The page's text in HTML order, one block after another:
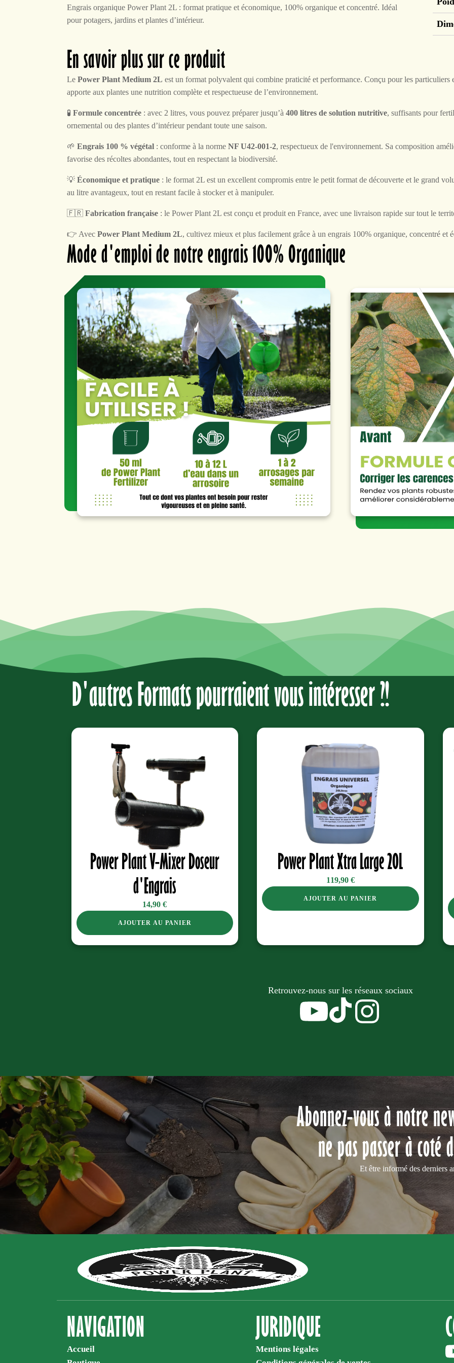
Engrais organique Power Plant 2L : format pratique et économique, 100% organique et concentré. Idéal
pour potagers, jardins et plantes d’intérieur.
En savoir plus sur ce produit
Le Power Plant Medium 2L est un format polyvalent qui combine praticité et performance. Conçu pour les particuliers
apporte aux plantes une nutrition complète et respectueuse de l’environnement.
🧪 Formule concentrée : avec 2 litres, vous pouvez préparer jusqu’à 400 litres de solution nutritive, suffisants pour
ornemental ou des plantes d’intérieur pendant toute une saison.
🌱 Engrais 100 % végétal : conforme à la norme NF U42-001-2, respectueux de l'environnement. Sa composition
favorise des récoltes abondantes, tout en respectant la biodiversité.
💡 Économique et pratique : le format 2L est un excellent compromis entre le petit format de découverte et le grand
au litre avantageux, tout en restant facile à stocker et à manipuler.
🇫🇷 Fabrication française : le Power Plant 2L est conçu et produit en France, avec une livraison rapide sur tout le
👉 Avec Power Plant Medium 2L, cultivez mieux et plus facilement grâce à un engrais 100% organique, concentré et
Mode d'emploi de notre engrais 100% Organique
D'autres Formats pourraient vous intéresser ?!
Power Plant V-Mixer Doseur
d'Engrais
14,90€
AJOUTER AU PANIER
Power Plant Xtra Large 20L
119,90 €
AJOUTER AU PANIER
Retrouvez-nous sur les réseaux sociaux
Abonnez-vous à notre
ne pas passer à coté
Et être informé des derniers
NAVIGATION
Accueil
JURIDIQUE
Mentions légales